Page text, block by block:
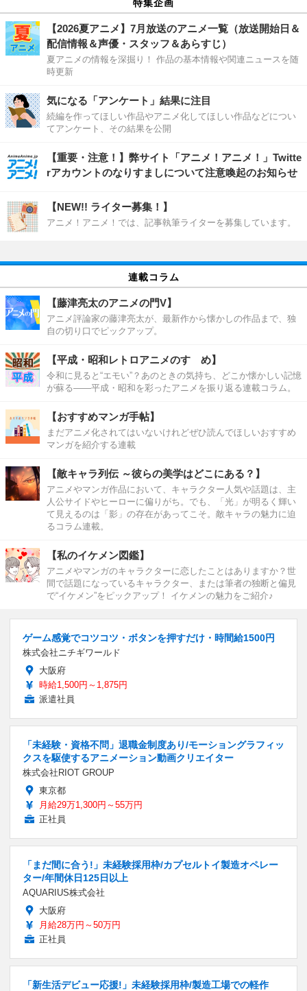
特集企画
【2026夏アニメ】7月放送のアニメ一覧（放送開始日＆
配信情報＆声優・スタッフ＆あらすじ）
夏アニメの情報を深掘り！ 作品の基本情報や関連ニュースを随
時更新
気になる「アンケート」結果に注目
続編を作ってほしい作品やアニメ化してほしい作品などについ
てアンケート、その結果を公開
【重要・注意！】弊サイト「アニメ！アニメ！」Twitte
rアカウントのなりすましについて注意喚起のお知らせ
【NEW!! ライター募集！】
アニメ！アニメ！では、記事執筆ライターを募集しています。
連載コラム
【藤津亮太のアニメの門V】
アニメ評論家の藤津亮太が、最新作から懐かしの作品まで、独
自の切り口でピックアップ。
【平成・昭和レトロアニメのすゝめ】
令和に見ると“エモい”？あのときの気持ち、どこか懐かしい記憶
が蘇る――平成・昭和を彩ったアニメを振り返る連載コラム。
【おすすめマンガ手帖】
まだアニメ化されてはいないけれどぜひ読んでほしいおすすめ
マンガを紹介する連載
【敵キャラ列伝 ～彼らの美学はどこにある？】
アニメやマンガ作品において、キャラクター人気や話題は、主
人公サイドやヒーローに偏りがち。でも、「光」が明るく輝い
て見えるのは「影」の存在があってこそ。敵キャラの魅力に迫
るコラム連載。
【私のイケメン図鑑】
アニメやマンガのキャラクターに恋したことはありますか？世
間で話題になっているキャラクター、または筆者の独断と偏見
で“イケメン”をピックアップ！ イケメンの魅力をご紹介♪
ゲーム感覚でコツコツ・ボタンを押すだけ・時間給1500円
株式会社ニチギワールド
大阪府
時給1,500円～1,875円
派遣社員
「未経験・資格不問」退職金制度あり/モーショングラフィッ
クスを駆使するアニメーション動画クリエイター
株式会社RIOT GROUP
東京都
月給29万1,300円～55万円
正社員
「まだ間に合う!」未経験採用枠/カプセルトイ製造オペレー
ター/年間休日125日以上
AQUARIUS株式会社
大阪府
月給28万円～50万円
正社員
「新生活デビュー応援!」未経験採用枠/製造工場での軽作